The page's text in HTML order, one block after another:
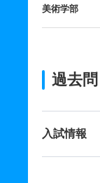
美術学部
過去問
入試情報